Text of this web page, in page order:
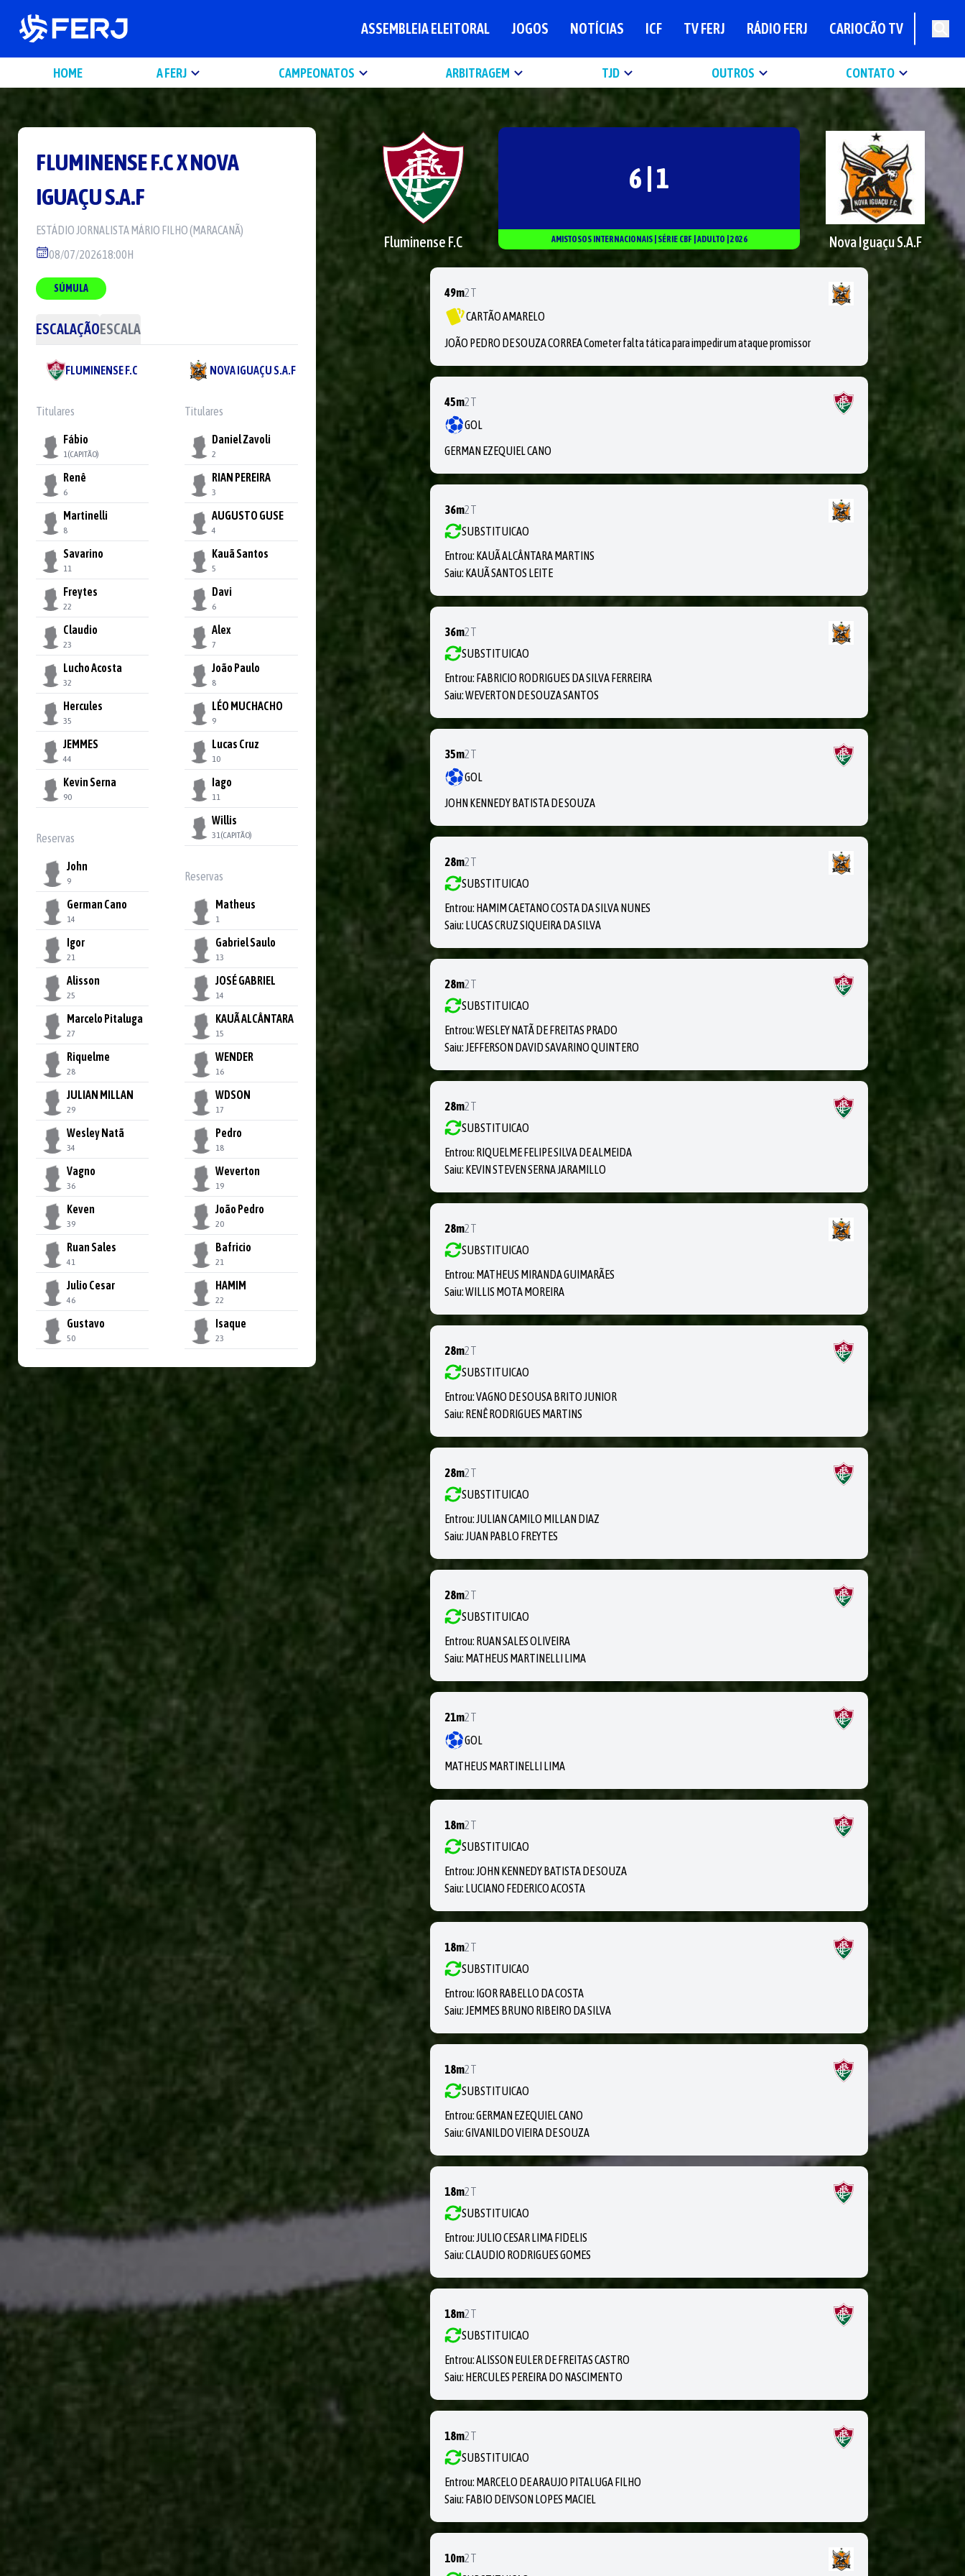
ASSEMBLEIA ELEITORAL JOGOS NOTÍCIAS ICF TV FERJ RÁDIO FERJ CARIOCÃO TV
HOME A FERJ CAMPEONATOS ARBITRAGEM TJD OUTROS CONTATO
FLUMINENSE F.CXNOVA
IGUAÇU S.A.F
ESTÁDIO JORNALISTA MÁRIO FILHO (MARACANÃ)
08/07/202618:00H
SÚMULA
ESCALAÇÃOESCALA
FLUMINENSE F.C
Titulares
Fábio
1(CAPITÃO)
Renê
6
Martinelli
8
Savarino
11
Freytes
22
Claudio
23
Lucho Acosta
32
Hercules
35
JEMMES
44
Kevin Serna
90
Reservas
John
9
German Cano
14
Igor
21
Alisson
25
Marcelo Pitaluga
27
Riquelme
28
JULIAN MILLAN
29
Wesley Natã
34
Vagno
36
Keven
39
Ruan Sales
41
Julio Cesar
46
Gustavo
50
NOVA IGUAÇU S.A.F
Titulares
Daniel Zavoli
2
RIAN PEREIRA
3
AUGUSTO GUSE
4
Kauã Santos
5
Davi
6
Alex
7
João Paulo
8
LÉO MUCHACHO
9
Lucas Cruz
10
Iago
11
Willis
31(CAPITÃO)
Reservas
Matheus
1
Gabriel Saulo
13
JOSÉ GABRIEL
14
KAUÃ ALCÂNTARA
15
WENDER
16
WDSON
17
Pedro
18
Weverton
19
João Pedro
20
Bafricio
21
HAMIM
22
Isaque
23
Fluminense F.C
6 | 1
AMISTOSOS INTERNACIONAIS SÉRIE CBF ADULTO 2026 Nova Iguaçu S.A.F
49m2T
CARTÃO AMARELO
JOÃO PEDRO DE SOUZA CORREA Cometer falta tática para impedir um ataque promissor
45m2T
GOL
GERMAN EZEQUIEL CANO
36m2T
SUBSTITUICAO
Entrou: KAUÃ ALCÂNTARA MARTINS
Saiu: KAUÃ SANTOS LEITE
36m2T
SUBSTITUICAO
Entrou: FABRICIO RODRIGUES DA SILVA FERREIRA
Saiu:WEVERTON DE SOUZA SANTOS
35m2T
GOL
JOHN KENNEDY BATISTA DE SOUZA
28m2T
SUBSTITUICAO
Entrou: HAMIM CAETANO COSTA DA SILVA NUNES
Saiu: LUCAS CRUZ SIQUEIRA DA SILVA
28m2T
SUBSTITUICAO
Entrou:WESLEY NATÃ DE FREITAS PRADO
Saiu:JEFFERSON DAVID SAVARINO QUINTERO
28m2T
SUBSTITUICAO
Entrou: RIQUELME FELIPE SILVA DE ALMEIDA
Saiu: KEVIN STEVEN SERNA JARAMILLO
28m2T
SUBSTITUICAO
Entrou: MATHEUS MIRANDA GUIMARÃES
Saiu:WILLIS MOTA MOREIRA
28m2T
SUBSTITUICAO
Entrou:VAGNO DE SOUSA BRITO JUNIOR
Saiu: RENÊ RODRIGUES MARTINS
28m2T
SUBSTITUICAO
Entrou:JULIAN CAMILO MILLAN DIAZ
Saiu:JUAN PABLO FREYTES
28m2T
SUBSTITUICAO
Entrou: RUAN SALES OLIVEIRA
Saiu: MATHEUS MARTINELLI LIMA
21m2T
GOL
MATHEUS MARTINELLI LIMA
18m2T
SUBSTITUICAO
Entrou:JOHN KENNEDY BATISTA DE SOUZA
Saiu: LUCIANO FEDERICO ACOSTA
18m2T
SUBSTITUICAO
Entrou: IGOR RABELLO DA COSTA
Saiu:JEMMES BRUNO RIBEIRO DA SILVA
18m2T
SUBSTITUICAO
Entrou:GERMAN EZEQUIEL CANO
Saiu:GIVANILDO VIEIRA DE SOUZA
18m2T
SUBSTITUICAO
Entrou:JULIO CESAR LIMA FIDELIS
Saiu:CLAUDIO RODRIGUES GOMES
18m2T
SUBSTITUICAO
Entrou:ALISSON EULER DE FREITAS CASTRO
Saiu: HERCULES PEREIRA DO NASCIMENTO
18m2T
SUBSTITUICAO
Entrou: MARCELO DE ARAUJO PITALUGA FILHO
Saiu: FABIO DEIVSON LOPES MACIEL
10m2T